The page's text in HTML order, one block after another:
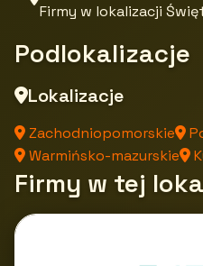
Firmy w lokalizacji
Podlokalizacje
Lokalizacje
Zachodniopomorskie
Warmińsko-mazurskie
Firmy w tej